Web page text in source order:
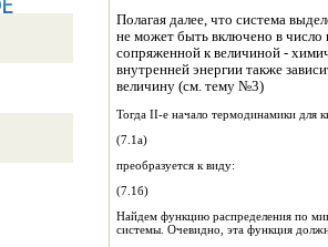
Полагая далее, что система
не может быть включено в число
сопряженной к величиной - химическим потенциалом . Поскольку величина
внутренней энергии также зависит от числа частиц ее необходимо заменить на
величину (см. тему №3)
Тогда II-е начало термодинамики для
(7.1а)
преобразуется к виду:
(7.1б)
Найдем функцию распределения по микроскопическим состояниям термодинамической
системы. Очевидно, эта функция